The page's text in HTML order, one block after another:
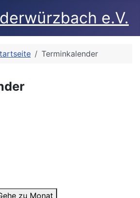
e.V.
Terminkalender
zu Monat